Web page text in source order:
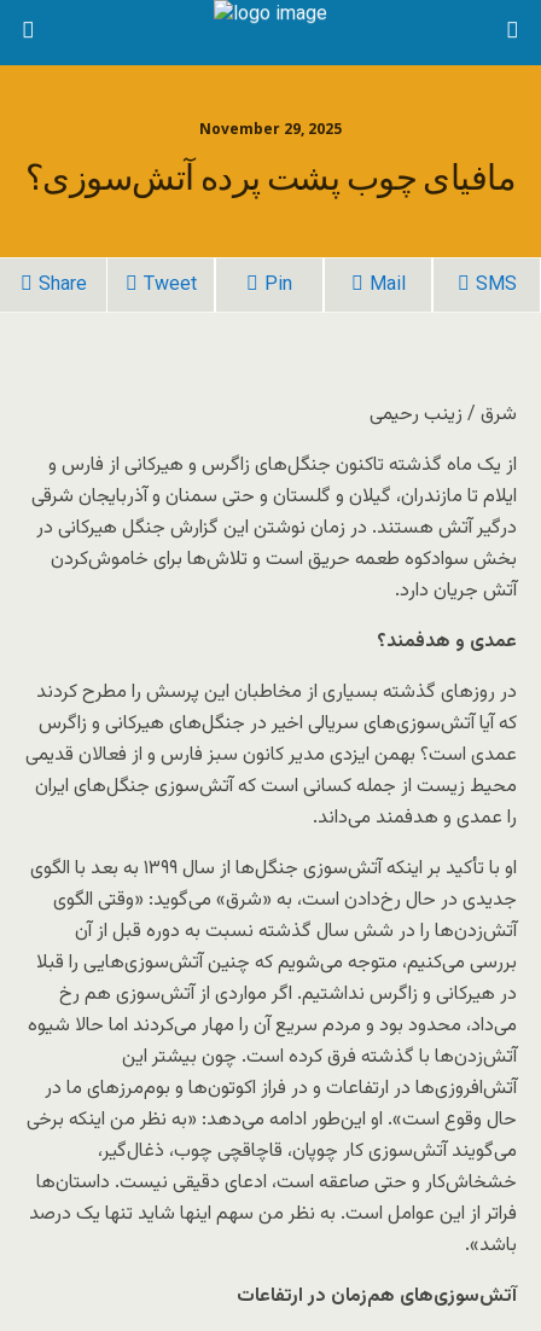
November 29, 2025
مافیای چوب پشت پرده آتش‌سوزی؟
Share Tweet Pin Mail SMS
شرق / زینب رحیمی
از یک ماه گذشته تاکنون جنگل‌های زاگرس و هیرکانی از فارس و
ایلام تا مازندران، گیلان و گلستان و حتی سمنان و آذربایجان شرقی
درگیر آتش هستند. در زمان نوشتن این گزارش جنگل هیرکانی در
بخش سوادکوه طعمه حریق است و تلاش‌ها برای خاموش‌کردن
آتش جریان دارد.
عمدی و هدفمند‌؟
در روزهای گذشته بسیاری از مخاطبان این پرسش را مطرح کردند
که آیا آتش‌سوزی‌های سریالی اخیر در جنگل‌های هیرکانی و زاگرس
عمدی است؟ بهمن ایزدی مدیر کانون سبز فارس و از فعالان قدیمی
محیط‌ زیست از جمله کسانی است که آتش‌سوزی‌ جنگل‌های ایران
را عمدی و هدفمند می‌داند.
او با تأکید بر اینکه آتش‌سوزی‌ جنگل‌ها از سال ۱۳۹۹ به بعد با الگوی
جدیدی در حال رخ‌دادن است، به «شرق» می‌گوید: «وقتی الگوی
آتش‌زدن‌ها را در شش سال گذشته نسبت به دوره قبل از آن
بررسی می‌کنیم، متوجه می‌‌شویم که چنین آتش‌سوزی‌هایی را قبلا
در هیرکانی و زاگرس نداشتیم. اگر مواردی از آتش‌سوزی هم رخ
می‌داد، محدود بود و مردم سریع آن را مهار می‌کردند اما حالا شیوه
آتش‌زدن‌ها با گذشته فرق کرده است. چون بیشتر این
آتش‌افروزی‌ها در ارتفاعات و در فراز اکوتون‌ها و بوم‌مرزهای ما در
حال وقوع است». او این‌طور ادامه می‌دهد: «به نظر من اینکه برخی
می‌گویند آتش‌سوزی کار چوپان، قاچاقچی چوب، ذغال‌گیر،
خشخاش‌کار و حتی صاعقه است، ادعای دقیقی نیست. داستان‌ها
فراتر از این عوامل است. به نظر من سهم اینها شاید تنها یک درصد
باشد».
آتش‌‌سوزی‌های هم‌زمان در ارتفاعات